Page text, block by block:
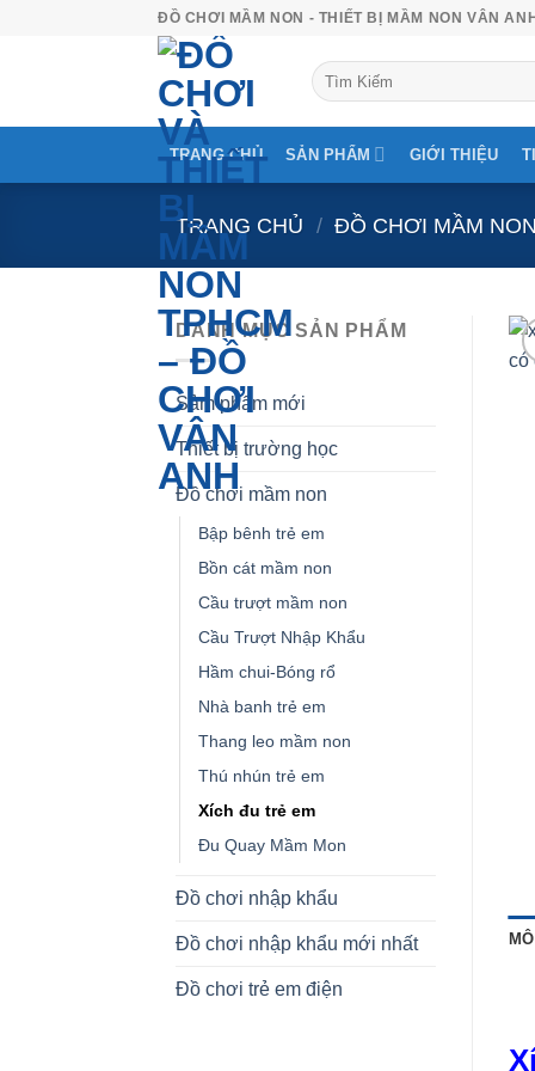
ĐỒ CHƠI MẦM NON - THIẾT BỊ MẦM NON VÂN
Tìm
kiếm:
TRANG CHỦ SẢN PHẨM GIỚI THIỆU
TRANG CHỦ / ĐỒ CHƠI MẦM
DANH MỤC SẢN PHẨM
Sảm phẩm mới
Thiết bị trường học
Đồ chơi mầm non
Bập bênh trẻ em
Bồn cát mầm non
Cầu trượt mầm non
Cầu Trượt Nhập Khẩu
Hầm chui-Bóng rổ
Nhà banh trẻ em
Thang leo mầm non
Thú nhún trẻ em
Xích đu trẻ em
Đu Quay Mầm Mon
Đồ chơi nhập khẩu
Đồ chơi nhập khẩu mới nhất
Đồ chơi trẻ em điện